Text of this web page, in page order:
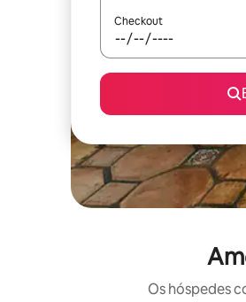
Checkout
Os hóspedes